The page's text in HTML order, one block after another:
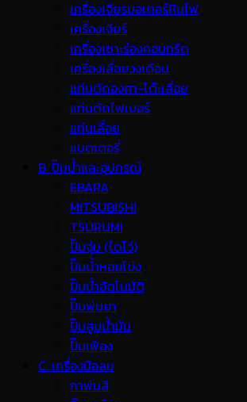
เครื่องเจียรมอเตอร์หินไฟ
เครื่องเจียร์
เครื่องเซาะร่องคอนกรีต
เครื่องเลื่อยวงเดือน
แท่นตัดองศา-โต๊ะเลื่อย
แท่นตัดไฟเบอร์
แท่นเลื่อย
แบตเตอรี่
B. ปั๊มน้ำและอุปกรณ์
EBARA
MITSUBISHI
TSURUMI
ปั๊มจุ่ม (ไดโว่)
ปั๊มน้ำหอยโข่ง
ปั๊มน้ำอัตโนมัติ
ปั๊มพ่นยา
ปั๊มสูบน้ำมัน
ปั๊มเฟือง
C. เครื่องมือลม
กาพ่นสี